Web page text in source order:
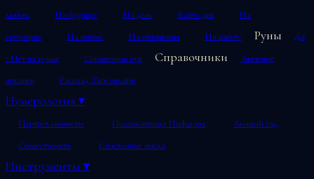
любовь
На будущее На день Карта дня
На
ситуацию
На вопрос На отношения На работу Руны
Да
/ Нет на рунах
Справочник рун Справочники
Значение
арканов
Расклад Таро онлайн
Нумерология ▾
Портрет личности Психоматрица Пифагора
Личный год
Совместимость
Счастливые числа
Инструменты ▾